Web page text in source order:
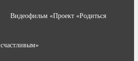
Видеофильм «Проект «Родиться
счастливым»